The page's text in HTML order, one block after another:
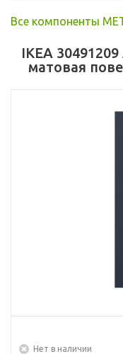
Все компоненты
IKEA
матовая
Нет в наличии